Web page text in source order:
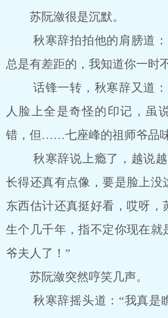
苏阮潋很是沉默。
秋寒辞拍拍他的肩膀道：
总是有差距的，我知道你一时
话锋一转，秋寒辞又道：
人脸上全是奇怪的印记，虽
错，但……七座峰的祖师爷品
秋寒辞说上瘾了，越说越
长得还真有点像，要是脸上没
东西估计还真挺好看，哎呀，
生个几千年，指不定你现在就
爷夫人了！”
苏阮潋突然哼笑几声。
秋寒辞摇头道：“我真是